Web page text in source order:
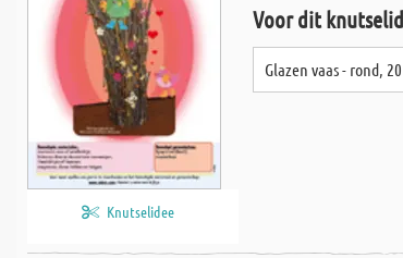
Knutselidee
Voor dit
Glazen vaas - rond,